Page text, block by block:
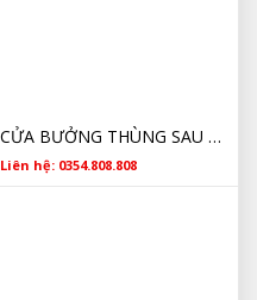
CỬA BƯỞNG THÙNG SAU MAZDA BT50 GIÁ RẺ
Liên hệ: 0354.808.808